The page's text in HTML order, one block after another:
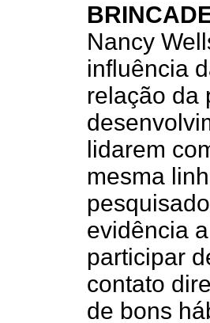
Nancy
influência
relação da
lidarem
mesma
evidência
participar
contato
de bons